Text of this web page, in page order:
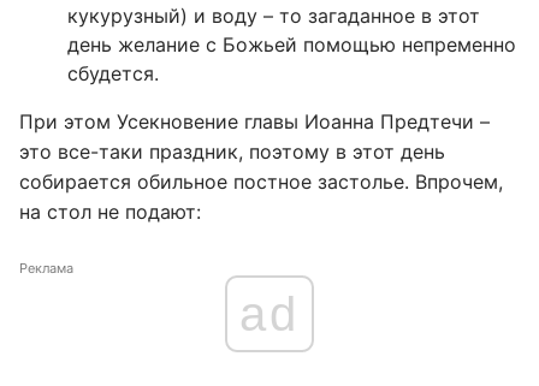
кукурузный) и воду – то загаданное в этот
день желание с Божьей помощью непременно
сбудется.
При этом Усекновение главы Иоанна Предтечи –
это все-таки праздник, поэтому в этот день
собирается обильное постное застолье. Впрочем,
на стол не подают:
Реклама
ad